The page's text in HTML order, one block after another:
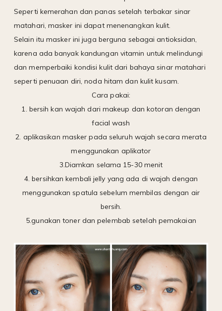
Seperti kemerahan dan panas setelah terbakar sinar
matahari, masker ini dapat menenangkan kulit.
Selain itu masker ini juga berguna sebagai antioksidan,
karena ada banyak kandungan vitamin untuk melindungi
dan memperbaiki kondisi kulit dari bahaya sinar matahari
seperti penuaan diri, noda hitam dan kulit kusam.
Cara pakai:
1. bersih kan wajah dari makeup dan kotoran dengan
facial wash
2. aplikasikan masker pada seluruh wajah secara merata
menggunakan aplikator
3.Diamkan selama 15-30 menit
4. bersihkan kembali jelly yang ada di wajah dengan
menggunakan spatula sebelum membilas dengan air
bersih.
5.gunakan toner dan pelembab setelah pemakaian